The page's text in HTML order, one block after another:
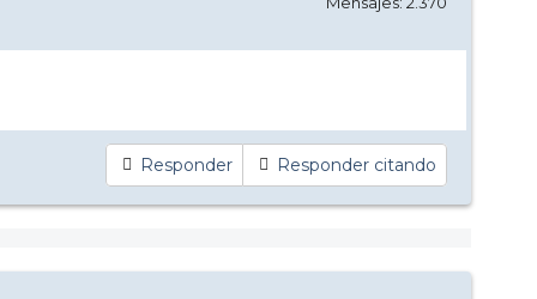
Responder Responder citando